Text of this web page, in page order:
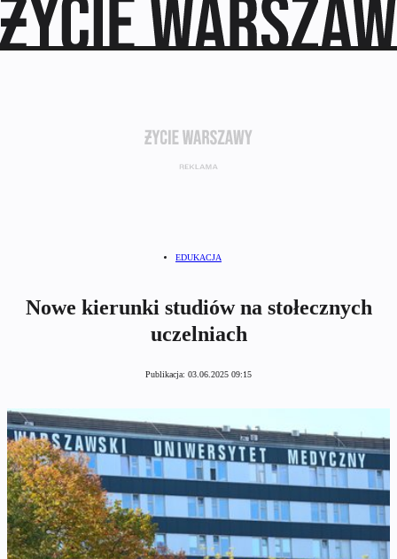
EDUKACJA
Nowe kierunki studiów na stołecznych
uczelniach
Publikacja: 03.06.2025 09:15